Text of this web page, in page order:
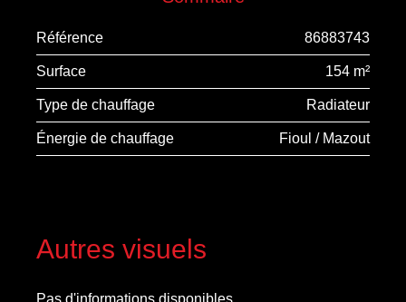
Référence 86883743
Surface 154 m²
Type de chauffage Radiateur
Énergie de chauffage Fioul / Mazout
Autres visuels
Pas d'informations disponibles